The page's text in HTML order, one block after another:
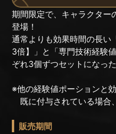
期間限定で、キャラクター
登場！
通常よりも効果時間の長い
3倍】」と「専門技術経験
ぞれ3個ずつセットになっ
※他の経験値ポーションと
既に付与されている場合
販売期間